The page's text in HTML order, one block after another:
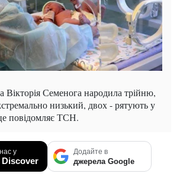
Вікторія Семенога народила трійню,
низький, двох - рятують у
повідомляє ТСН.
у Додайте в
джерела Google